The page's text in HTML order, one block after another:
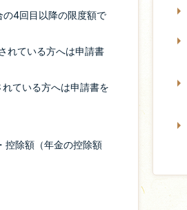
4回目以降の限度額で
れている方へは申請書
ている方へは申請書を
控除額（年金の控除額